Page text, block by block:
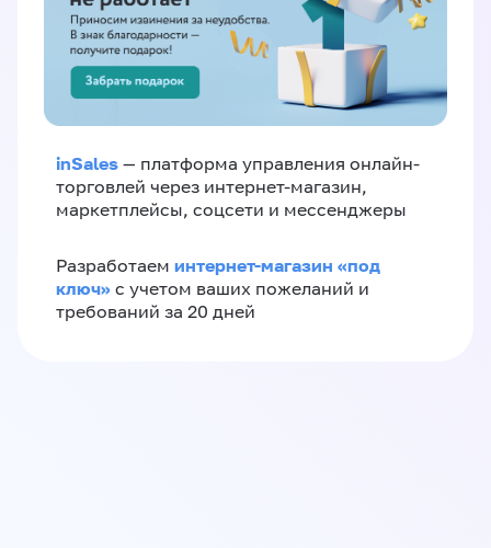
inSales — платформа управления онлайн-
торговлей через интернет-магазин,
маркетплейсы, соцсети и мессенджеры
Разработаем интернет-магазин «‎под
ключ»‎ с учетом ваших пожеланий и
требований за 20 дней